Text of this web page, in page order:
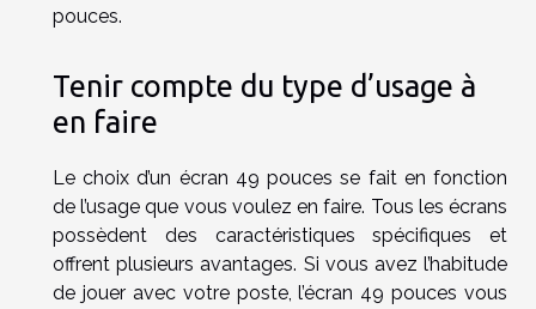
pouces.
Tenir compte du type d’usage à
en faire
Le choix d’un écran 49 pouces se fait en fonction
de l’usage que vous voulez en faire. Tous les écrans
possèdent des caractéristiques spécifiques et
offrent plusieurs avantages. Si vous avez l’habitude
de jouer avec votre poste, l’écran 49 pouces vous